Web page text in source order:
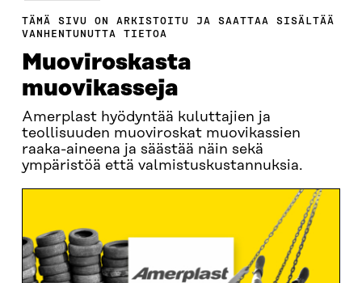
TÄMÄ SIVU ON ARKISTOITU JA SAATTAA SISÄLTÄÄ
VANHENTUNUTTA TIETOA
Muoviroskasta
muovikasseja
Amerplast hyödyntää kuluttajien ja
teollisuuden muoviroskat muovikassien
raaka-aineena ja säästää näin sekä
ympäristöä että valmistuskustannuksia.